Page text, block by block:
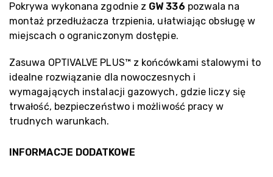
Pokrywa wykonana zgodnie z GW 336 pozwala na
montaż przedłużacza trzpienia, ułatwiając obsługę w
miejscach o ograniczonym dostępie.
Zasuwa OPTIVALVE PLUS™ z końcówkami stalowymi to
idealne rozwiązanie dla nowoczesnych i
wymagających instalacji gazowych, gdzie liczy się
trwałość, bezpieczeństwo i możliwość pracy w
trudnych warunkach.
INFORMACJE DODATKOWE